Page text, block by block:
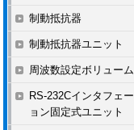
制動抵抗器
制動抵抗器ユニット
周波数設定ボリュー
RS-232Cインタフェ
ョン固定式ユニット